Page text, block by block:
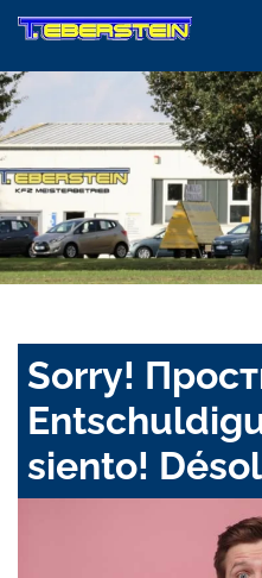
Sorry!
siento!